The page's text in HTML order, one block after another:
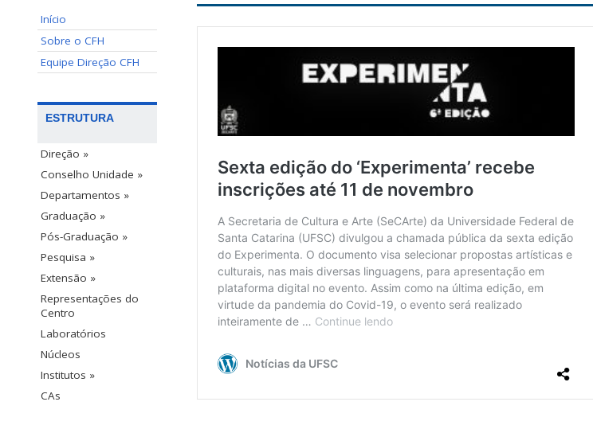
Início
Sobre o CFH
Equipe Direção CFH
ESTRUTURA
Direção »
Conselho Unidade »
Departamentos »
Graduação »
Pós-Graduação »
Pesquisa »
Extensão »
Representações do
Centro
Laboratórios
Núcleos
Institutos »
CAs